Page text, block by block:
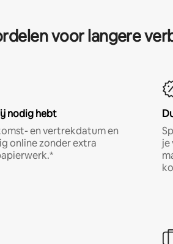
voor langere
nodig hebt
en vertrekdatum en
online zonder extra
je